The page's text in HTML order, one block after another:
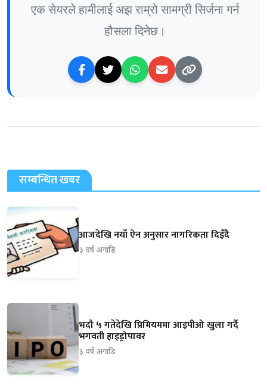
एक सेयरले हामीलाई अझ राम्रो सामग्री सिर्जना गर्न
हौसला दिनेछ।
सम्बन्धित खबर
आजदेखि नयाँ ऐन अनुसार नागरिकता दिइँदै
३ वर्ष अगाडि
भदौ ५ गतेदेखि प्रिमियममा आइपीओ खुला गर्दै
भगवती हाइड्रोपावर
३ वर्ष अगाडि